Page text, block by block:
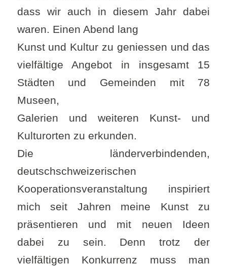
dass wir auch in diesem Jahr dabei
waren. Einen Abend lang
Kunst und Kultur zu geniessen und das
vielfältige Angebot in insgesamt 15
Städten und Gemeinden mit 78
Museen,
Galerien und weiteren Kunst- und
Kulturorten zu erkunden.
Die länderverbindenden,
deutschschweizerischen
Kooperationsveranstaltung inspiriert
mich seit Jahren meine Kunst zu
präsentieren und mit neuen Ideen
dabei zu sein. Denn trotz der
vielfältigen Konkurrenz muss man